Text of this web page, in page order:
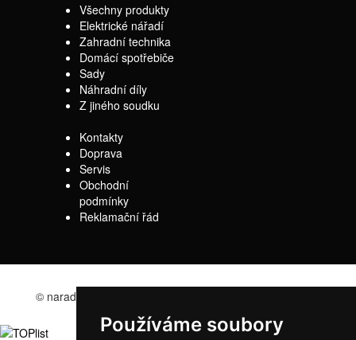
Používáme soubory
Všechny produkty
Elektrické nářadí
Zahradní technika
Domácí spotřebiče
Sady
Náhradní díly
Z jiného soudku
Kontakty
Doprava
Servis
Obchodní
podmínky
Reklamační řád
© naradi-bd.cz 2016